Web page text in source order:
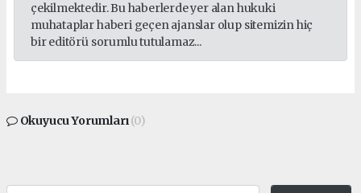
çekilmektedir. Bu haberlerde yer alan hukuki
muhataplar haberi geçen ajanslar olup sitemizin hiç
bir editörü sorumlu tutulamaz...
Okuyucu Yorumları(0)